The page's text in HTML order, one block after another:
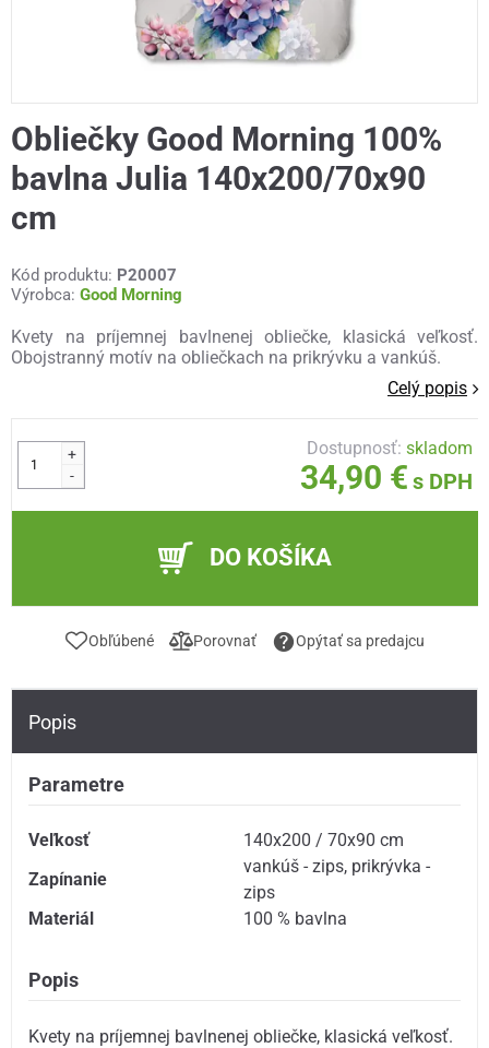
Obliečky Good Morning 100%
bavlna Julia 140x200/70x90
cm
Kód produktu: P20007
Výrobca: Good Morning
Kvety na príjemnej bavlnenej obliečke, klasická veľkosť.
Obojstranný motív na obliečkach na prikrývku a vankúš.
Celý popis
+
-
Dostupnosť:skladom
34,90 € s DPH
DO KOŠÍKA
Obľúbené Porovnať Opýtať sa predajcu
Popis
Parametre
Veľkosť
140x200 / 70x90 cm
Zapínanie
vankúš - zips, prikrývka -
zips
Materiál
100 % bavlna
Popis
Kvety na príjemnej bavlnenej obliečke, klasická veľkosť.